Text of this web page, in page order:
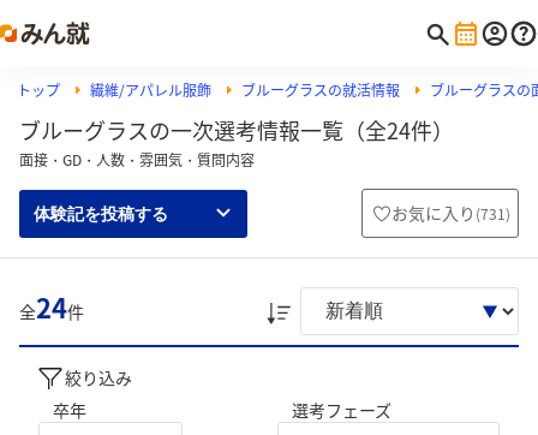
トップ 繊維/アパレル服飾 ブルーグラスの就活情報 ブルーグラスの
ブルーグラスの一次選考情報一覧（全24件）
面接・GD・人数・雰囲気・質問内容
体験記を投稿する お気に入り (731)
全24件
絞り込み
卒年
選考フェーズ